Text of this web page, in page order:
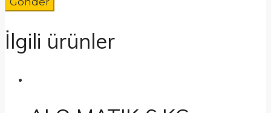
İlgili ürünler